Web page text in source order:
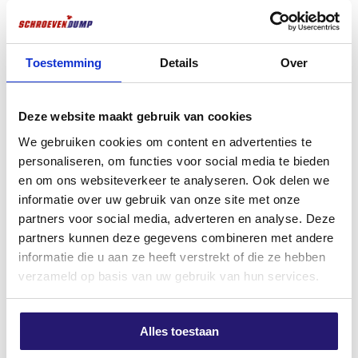
Toestemming Details Over
Deze website maakt gebruik van cookies
We gebruiken cookies om content en advertenties te
personaliseren, om functies voor social media te bieden
en om ons websiteverkeer te analyseren. Ook delen we
informatie over uw gebruik van onze site met onze
partners voor social media, adverteren en analyse. Deze
partners kunnen deze gegevens combineren met andere
informatie die u aan ze heeft verstrekt of die ze hebben
verzameld op basis van uw gebruik van hun services.
Alles toestaan
die Geometrie des Bohrfutters abgestimmt. Dies sorgt
für einenschnellen Abtransport des Bohrmehls,
minimalen Verschleiß und diehöchste
Bohrgeschwindigkeit
in seiner Klasse.
gängige Bohrhämmer geeignet ist, und ist mit dem
PGM-Zeichen versehen, das Maßgenauigkeit und
Sicherheit für Befestigungselemente garantiert.
Hauptmerkmale:
4-Schneider-Design
für präzise, runde
Löcher
180° positionierte Schneidkantenfür
maximale Kraftübertragung
IDS-Technologie: extra stark durch
verschmolzenen Kopf und Bohrerkörper
FM X1 Universalstecker 10×70
50 Stück
23,21
Auf Lager
Spachtelplatten 10mm grün 80
Stück im Kunststoffbehälter
€7,53
Auf Lager
Schraubdübel Schlagdübel 10.0
x 160 25 Stück
Chemischer Anker 300ML ETA-
geprüft.